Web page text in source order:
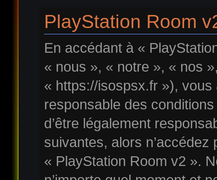
PlayStation Room
En accédant à «
« nous », « notre », « nos
« https://isospsx.fr »), vous
responsable des
d’être légalement
suivantes, alors n’accédez
« PlayStation Room v2 ».